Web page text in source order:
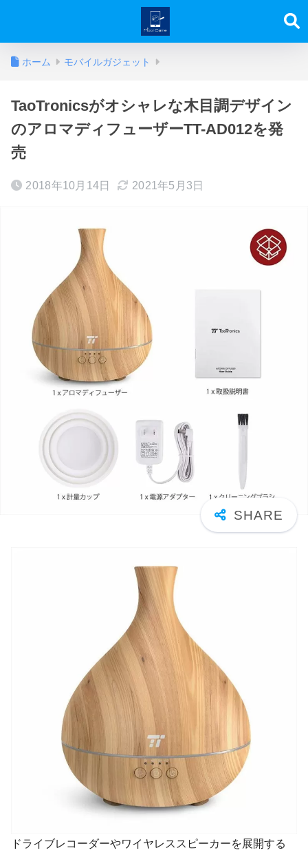
ホーム モバイルガジェット
TaoTronicsがオシャレな木目調デザイン
のアロマディフューザーTT-AD012を発
売
2018年10月14日 2021年5月3日
ドライブレコーダーやワイヤレススピーカーを展開する